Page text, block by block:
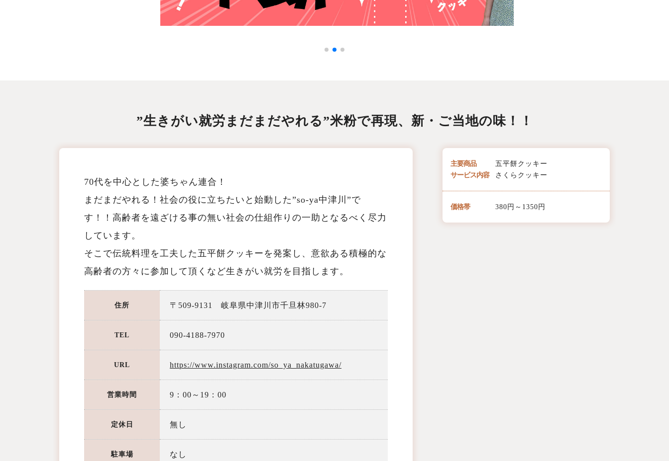
”生きがい就労まだまだやれる”米粉で再現、新・ご当地の味！！
70代を中心とした婆ちゃん連合！
まだまだやれる！社会の役に立ちたいと始動した”so-ya中津川”で
す！！高齢者を遠ざける事の無い社会の仕組作りの一助となるべく尽力
しています。
そこで伝統料理を工夫した五平餅クッキーを発案し、意欲ある積極的な
高齢者の方々に参加して頂くなど生きがい就労を目指します。
住所 〒509-9131 岐阜県中津川市千旦林980-7
TEL 090-4188-7970
URL https://www.instagram.com/so_ya_nakatugawa/
営業時間 9：00～19：00
定休日 無し
駐車場 なし
主要商品
サービス内容
五平餅クッキー
さくらクッキー
価格帯 380円～1350円